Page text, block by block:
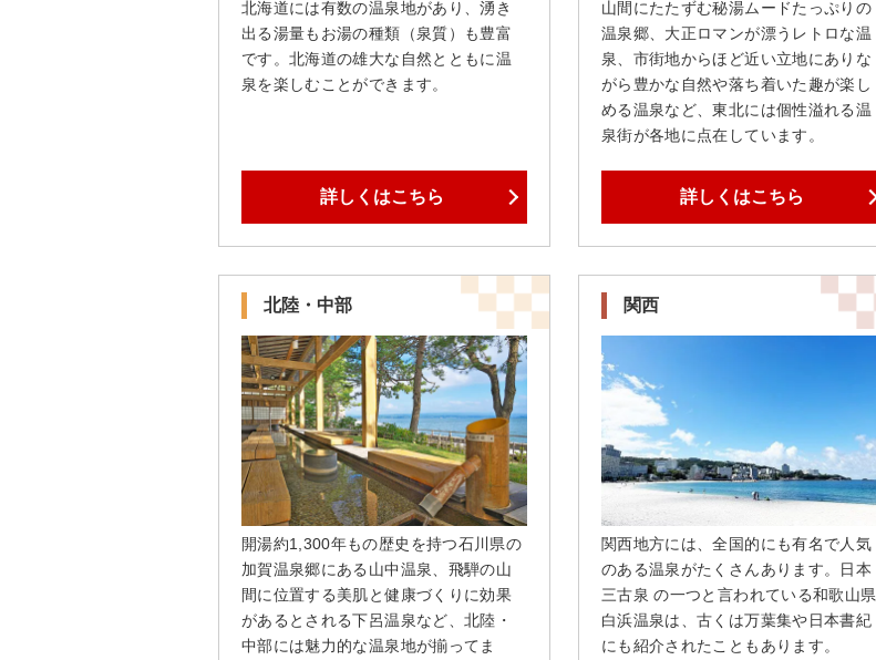
北海道には有数の温泉地があり、湧き
出る湯量もお湯の種類（泉質）も豊富
です。北海道の雄大な自然とともに温
泉を楽しむことができます。
詳しくはこちら
山間にたたずむ秘湯ムードたっぷりの
温泉郷、大正ロマンが漂うレトロな温
泉、市街地からほど近い立地にありな
がら豊かな自然や落ち着いた趣が楽し
める温泉など、東北には個性溢れる温
泉街が各地に点在しています。
詳しくはこちら
北陸・中部
開湯約1,300年もの歴史を持つ石川県の
加賀温泉郷にある山中温泉、飛騨の山
間に位置する美肌と健康づくりに効果
があるとされる下呂温泉など、北陸・
中部には魅力的な温泉地が揃ってま
関西
関西地方には、全国的にも有名で人気
のある温泉がたくさんあります。日本
三古泉 の一つと言われている和歌山県
白浜温泉は、古くは万葉集や日本書紀
にも紹介されたこともあります。